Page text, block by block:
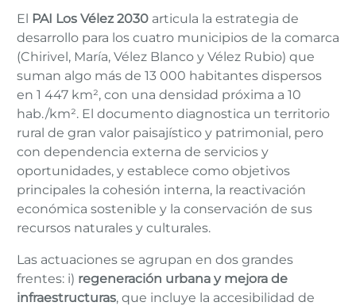
El PAI Los Vélez 2030 articula la estrategia de
desarrollo para los cuatro municipios de la comarca
(Chirivel, María, Vélez Blanco y Vélez Rubio) que
suman algo más de 13 000 habitantes dispersos
en 1 447 km², con una densidad próxima a 10
hab./km². El documento diagnostica un territorio
rural de gran valor paisajístico y patrimonial, pero
con dependencia externa de servicios y
oportunidades, y establece como objetivos
principales la cohesión interna, la reactivación
económica sostenible y la conservación de sus
recursos naturales y culturales.
Las actuaciones se agrupan en dos grandes
frentes: i) regeneración urbana y mejora de
infraestructuras, que incluye la accesibilidad de